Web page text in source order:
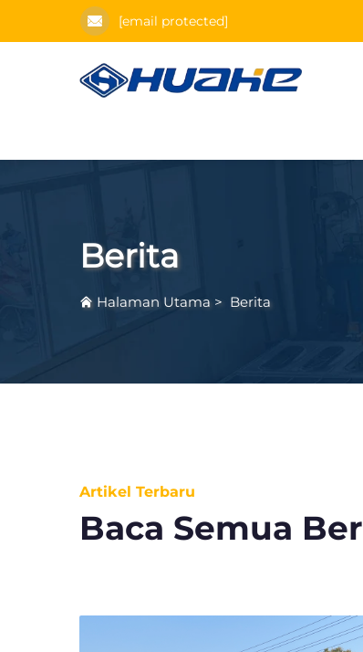
[email protected]
Berita
Halaman Utama > Berita
Artikel Terbaru
Baca Semua